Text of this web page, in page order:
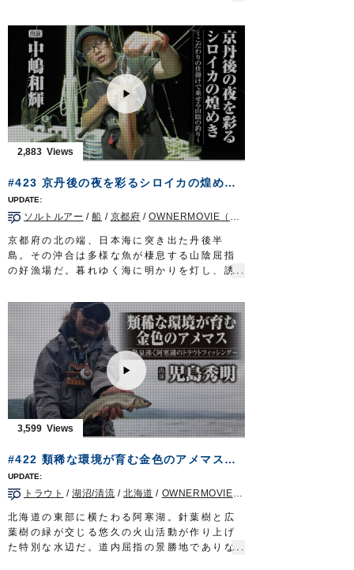
とスタッフ西浦伸至が、長崎県上五島の沖磯
に渡り、ヒラマサやヒラスズキを狙います。
本命はもちろん、アコウやまさかのイシダイ
も釣れ、五島列島の豊かな自然を満喫しまし
た。
■使用アイテム
ST-66#4.5/0
・STX-68#4/0
・STX-58#2～3
・投次郎 50g
■取材協力…平戸市宮之浦/丸銀釣りセンター
様
ルアーパラダイス九州TV TVQ九州放送 毎
週土曜日 朝5時30分～6時放送
OWNERMOVIEhttp://ownertv.jp/
オーナーばりwebsite
http://www.owner.co.jp
http://lurepara.tsuribito.co.jp/
2,883
#423 京丹後の夜を彩るシロイカの煌めき～こだわりの仕掛けで乗せる山陰の釣り～
ソルトルアー /船 / 京都府 /OWNERMOVIE（夢釣行）
京都府の北の端、日本海に突き出た丹後半
島。その沖合は多様な魚が棲息する山陰屈指
の好漁場だ。暮れゆく海に明かりを灯し、誘
カと呼ばれるケンサキイカ。釣り味、食味際
立つ高級イカに挑むのは若狭湾に面した宮津
市の釣具店店長、中嶋和輝さん。
スピニングタックルを駆使しオモリグ仕掛け
で誘う。京丹後の夜を彩るシロイカの煌め
き。こだわりのメソッドで山陰の豊穣を味わ
い尽くす。
■タックル
ロッド：オモリグ用ロッド 7ft
リール：中型スピニングリール
リーダー：フロロ 3号
オモリ：20～25号
仕掛け：からまんオモリグリーダー シングル
100cm/150cm
エギ：
Draw4 2.5号
放送日 2020年7月19日
OWNERMOVIE
http://ownertv.jp/
3,599
#422 類稀な環境が育む金色のアメマス～熱泉沸く阿寒湖のトラウトフィッシング～
トラウト /湖沼/清流 /北海道 / OWNERMOVIE（夢釣行）
北海道の東部に横たわる阿寒湖。針葉樹と広
葉樹の緑が交じる悠久の火山活動が作り上げ
た特別な水辺だ。道内屈指の景勝地でありな